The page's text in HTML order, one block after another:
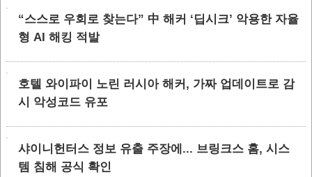
“스스로 우회로 찾는다” 中 해커 ‘딥시크’ 악용한 자율
형 AI 해킹 적발
호텔 와이파이 노린 러시아 해커, 가짜 업데이트로 감
시 악성코드 유포
샤이니헌터스 정보 유출 주장에... 브링크스 홈, 시스
템 침해 공식 확인